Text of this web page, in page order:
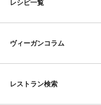
レシピ一覧
ヴィーガンコラム
レストラン検索